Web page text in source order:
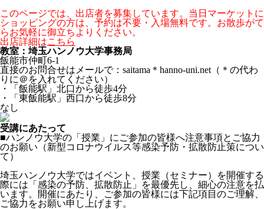
このページでは、出店者を募集しています。当日マーケットに
ショッピングの方は、予約は不要・入場無料です。お散歩がて
らお気軽に御立ちよりください。
出店詳細はこちら
教室：埼玉ハンノウ大学事務局
飯能市仲町6-1
直接のお問合せはメールで：saitama＊hanno-uni.net（＊の代わ
りに＠を入れてください）
・「飯能駅」北口から徒歩4分
・「東飯能駅」西口から徒歩8分
なし
受講にあたって
■ハンノウ大学の「授業」にご参加の皆様へ注意事項とご協力
のお願い（新型コロナウイルス等感染予防・拡散防止策につい
て）
埼玉ハンノウ大学ではイベント、授業（セミナー）を開催する
際には「感染の予防、拡散防止」を最優先し、細心の注意を払
います。開催にあたり、ご参加の皆様には下記項目のご理解、
ご協力をお願い申し上げます。